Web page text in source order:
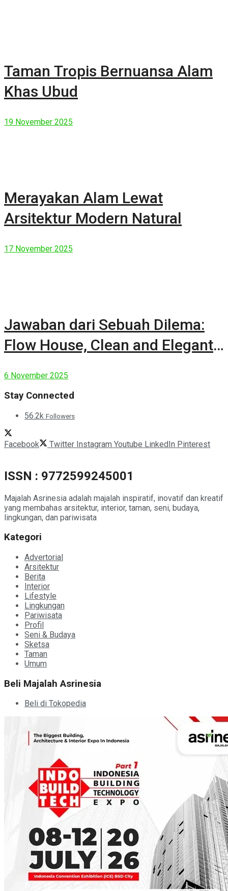
Taman Tropis Bernuansa Alam
Khas Ubud
19 November 2025
Merayakan Alam Lewat
Arsitektur Modern Natural
17 November 2025
Jawaban dari Sebuah Dilema:
Flow House, Clean and Elegant
6 November 2025
Stay Connected
56.2k Followers
Facebook Twitter Instagram Youtube LinkedIn Pinterest
ISSN : 9772599245001
Majalah Asrinesia adalah majalah inspiratif, inovatif dan kreatif
yang membahas arsitektur, interior, taman, seni, budaya,
lingkungan, dan pariwisata
Kategori
Advertorial
Arsitektur
Berita
Interior
Lifestyle
Lingkungan
Pariwisata
Profil
Seni & Budaya
Sketsa
Taman
Umum
Beli Majalah Asrinesia
Beli di Tokopedia